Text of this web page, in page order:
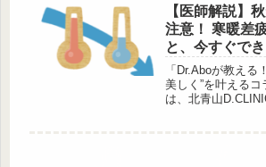
アイテムを厳選。
ディガン、オフシ
で、”きれいめ”も”
ます。 手持ちのカ
すく、体型カバー
躍。ワードローブ
つけて、冬コーデ
しましょう。アン
【医師解説】
注意！ 寒暖差
と、今すぐで
「Dr.Aboが教える
美しく”を叶える
は、北青山